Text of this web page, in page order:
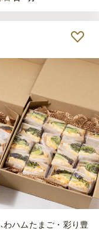
わハムたまご・彩り豊